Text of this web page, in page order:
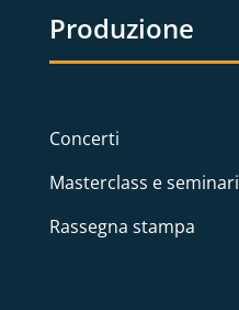
Produzione
Concerti
Masterclass e seminari
Rassegna stampa